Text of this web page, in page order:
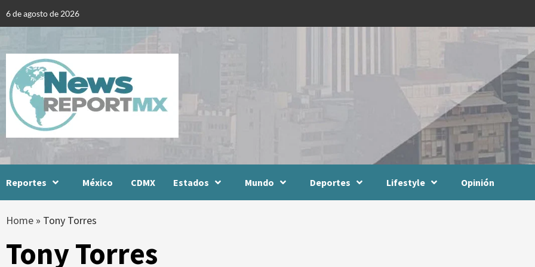
6 de agosto de 2026
Reportes México CDMX Estados Mundo Deportes Lifestyle Opinión
Home » Tony Torres
Tony Torres